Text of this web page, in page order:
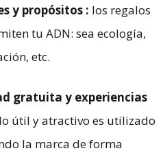
y propósitos : los regalos
tu ADN: sea ecología,
etc.
gratuita y experiencias
útil y atractivo es utilizado
la marca de forma